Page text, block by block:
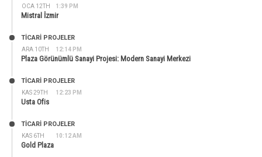
OCA 12TH 1:39 PM
Mistral İzmir
ARA 10TH 12:14 PM
TİCARİ PROJELER
Plaza Görünümlü Sanayi Projesi: Modern Sanayi Merkezi
KAS 29TH 12:23 PM
TİCARİ PROJELER
Usta Ofis
KAS 6TH 10:12 AM
TİCARİ PROJELER
Gold Plaza